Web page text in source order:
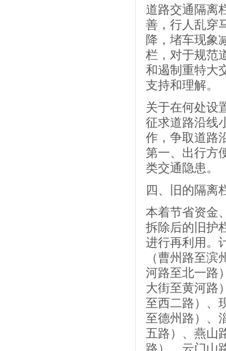
道路交通隔离
善，行人乱穿
降，堵车现象
栏，对于规范
和遏制重特大
支持和理解。
关于在何处设
征求道路沿线
作，争取道路
第一、出行方
类交通隐患。
四、旧的隔离
本着节省资金
拆除后的旧护
进行再利用。
（曹州路至
河路至北一路
大街至黄河路
至西二路）、
至德州路）、
五路）、燕山